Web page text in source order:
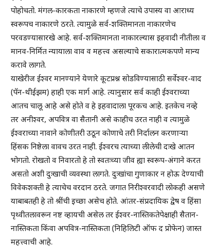
पोहोचतो. मंगल-कारकता नाकारणे म्हणजे त्याचे उपास्य वा आराध्य
स्वरूपच नाकारणे ठरते. त्यामुळे सर्व-शक्तिमानता नाकारणेच
परवडण्यासारखे आहे. सर्व-शक्तिमानता नाकारल्यास इहवादी नीतीला व
मानव-निर्मित न्यायाला वाव व महत्त्व असल्याचे सकारात्मकपणे मान्य
करावे लागते.
याखेरीज ईश्वर मानण्याने येणारे कूटप्रश्न सोडविण्यासाठी सर्वेश्वर-वाद
(पॅन-थीईझम) हाही एक मार्ग आहे. त्यानुसार सर्व काही ईश्वराच्या
आतच चालू आहे असे होते व हे इहवादाला पूरकच आहे. इतकेच नव्हे
तर अनीश्वर, अपवित्र वा सैतानी असे काहीच उरत नाही व त्यामुळे
ईश्वराच्या नावाने कोणीतरी उठून कोणाचे तरी निर्दालन करणाऱ्या
हिंसक निष्ठेला वावच उरत नाही. ईश्वरच त्याच्या लीलेची दःखे आतन
भोगतो. रोखतो व निवारतो हे तो स्वतःच्या जीव ह्या स्वरूप-अंगाने करत
असतो अशी दुःखाची व्यवस्था लागते. दुःखांचा गुणाकार न होऊ देण्याची
विवेकशक्ती हे त्याचेच वरदान ठरते. जगात निरीश्वरवादी लोकही असणे
याबाबतही हे तो श्रींची इच्छा असेच होते. आंतर-संप्रदायिक द्वेष व हिंसा
पृथ्वीतलावरून नष्ट व्हायची असेल तर ईश्वर-नास्तिकतेपेक्षाही सैतान-
नास्तिकता किंवा अपवित्र-नास्तिकता (निहिलिटी ऑफ द प्रोफेन) जास्त
महत्त्वाची आहे.